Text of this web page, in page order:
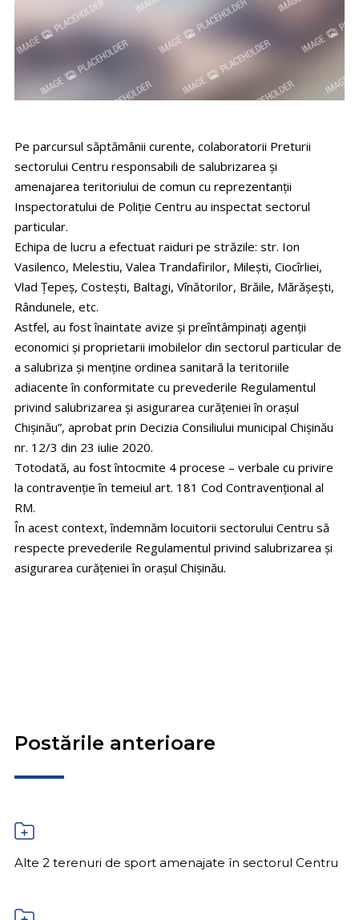
Pe parcursul săptămânii curente, colaboratorii Preturii
sectorului Centru responsabili de salubrizarea și
amenajarea teritoriului de comun cu reprezentanții
Inspectoratului de Poliție Centru au inspectat sectorul
particular.
Echipa de lucru a efectuat raiduri pe străzile: str. Ion
Vasilenco, Melestiu, Valea Trandafirilor, Milești, Ciocîrliei,
Vlad Țepeș, Costești, Baltagi, Vînătorilor, Brăile, Mărășești,
Rândunele, etc.
Astfel, au fost înaintate avize și preîntâmpinați agenții
economici și proprietarii imobilelor din sectorul particular de
a salubriza și menține ordinea sanitară la teritoriile
adiacente în conformitate cu prevederile Regulamentul
privind salubrizarea și asigurarea curățeniei în orașul
Chișinău”, aprobat prin Decizia Consiliului municipal Chișinău
nr. 12/3 din 23 iulie 2020.
Totodată, au fost întocmite 4 procese – verbale cu privire
la contravenție în temeiul art. 181 Cod Contravențional al
RM.
În acest context, îndemnăm locuitorii sectorului Centru să
respecte prevederile Regulamentul privind salubrizarea și
asigurarea curățeniei în orașul Chișinău.
Postările anterioare
Alte 2 terenuri de sport amenajate în sectorul Centru